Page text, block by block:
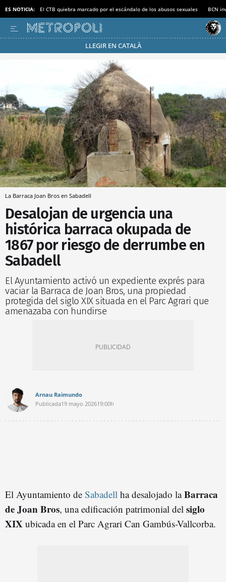
ES NOTICIA: El CTB quiebra marcado por el escándalo de los abusos sexuales BCN
LLEGIR EN CATALÀ
Pásate al MODO AHORRO
La Barraca Joan Bros en Sabadell
Desalojan de urgencia una
histórica barraca okupada de
1867 por riesgo de derrumbe en
Sabadell
El Ayuntamiento activó un expediente exprés para
vaciar la Barraca de Joan Bros, una propiedad
protegida del siglo XIX situada en el Parc Agrari que
amenazaba con hundirse
Arnau Raimundo
Publicada19 mayo 202619:00h
El Ayuntamiento de Sabadell ha desalojado laBarraca
de Joan Bros, una edificación patrimonial del siglo
XIX ubicada en el Parc Agrari Can Gambús-Vallcorba.